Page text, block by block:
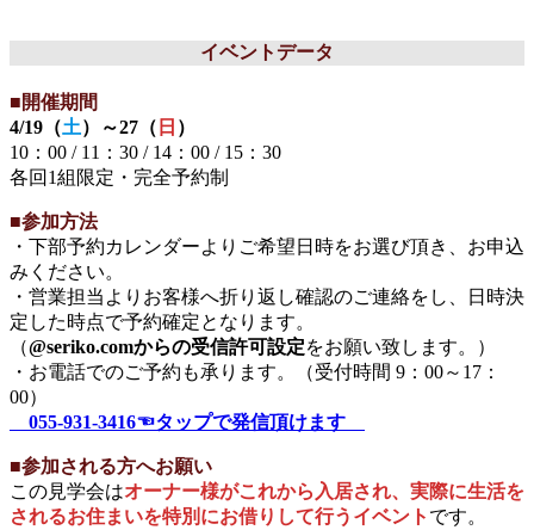
イベントデータ
■開催期間
4/19（土）～27（ 日 ）
10：00 / 11：30 / 14：00 / 15：30
各回1組限定・完全予約制
■参加方法
・下部予約カレンダーよりご希望日時をお選び頂き、お申込
みください。
・営業担当よりお客様へ折り返し確認のご連絡をし、日時決
定した時点で予約確定となります。
（@seriko.comからの受信許可設定をお願い致します。）
・お電話でのご予約も承ります。（受付時間 9：00～17：
00）
055-931-3416☜タップで発信頂けます
■参加される方へお願い
この見学会はオーナー様がこれから入居され、実際に生活を
されるお住まいを特別にお借りして行うイベント です。